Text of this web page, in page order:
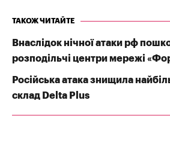
ТАКОЖ ЧИТАЙТЕ
Внаслідок нічної атаки рф
розподільчі центри мережі
Російська атака знищила
склад Delta Plus